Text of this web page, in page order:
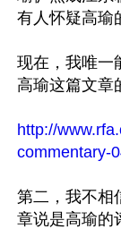
有人怀疑高瑜
现在，我唯一
高瑜这篇文章
http://
commentary-
第二，我不相
章说是高瑜的